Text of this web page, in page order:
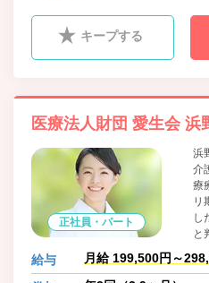
キープする
医療法人財団 愛生会 浜
正社員・パート
浜
介
療
リ
し
と
護
給与 月給 199,500円～